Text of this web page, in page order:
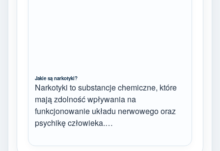
Jakie są narkotyki?
Narkotyki to substancje chemiczne, które
mają zdolność wpływania na
funkcjonowanie układu nerwowego oraz
psychikę człowieka.…